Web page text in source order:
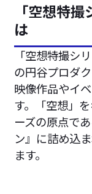
「空想特
は
「空想特撮シ
の円谷プロダ
映像作品やイ
す。「空想」
ーズの原点で
ン』に詰め込
ます。